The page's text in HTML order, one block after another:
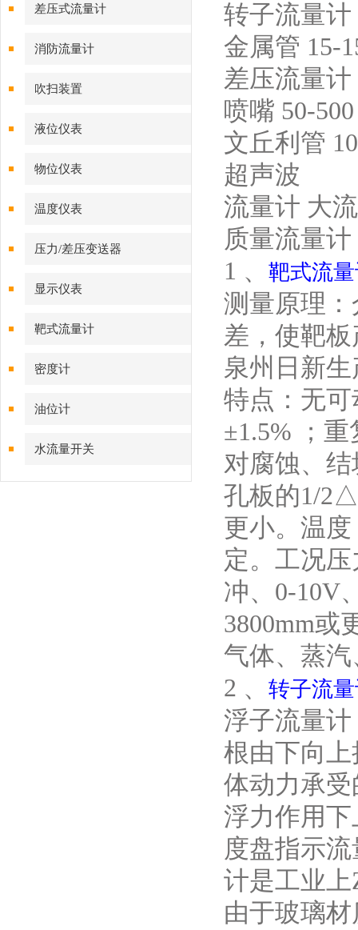
差压式流量计
消防流量计
吹扫装置
液位仪表
物位仪表
温度仪表
压力/差压变送器
显示仪表
靶式流量计
密度计
油位计
水流量开关
转子流量计
金属管 15-
差压流量计
喷嘴 50-
文丘利管
超声波
流量计 大
质量流量计
1 、 靶式流
测量原理
差，使靶
泉州日新
特点：无可
±1.5% ；
对腐蚀、
孔板的1/
更小。温
定。工况压
冲、0-10V
3800mm或
气体、蒸
2 、 转子流
浮子流量
根由下向
体动力承
浮力作用
度盘指示
计是工业
由于玻璃